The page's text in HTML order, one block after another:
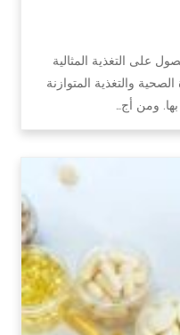
على التغذية المثالية
والتغذية المتوازنة
ومن أج…